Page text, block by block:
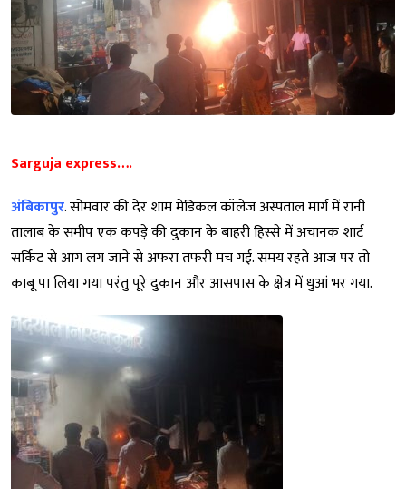
Sarguja express….
अंबिकापुर. सोमवार की देर शाम मेडिकल कॉलेज अस्पताल मार्ग में रानी
तालाब के समीप एक कपड़े की दुकान के बाहरी हिस्से में अचानक शार्ट
सर्किट से आग लग जाने से अफरा तफरी मच गई. समय रहते आज पर तो
काबू पा लिया गया परंतु पूरे दुकान और आसपास के क्षेत्र में धुआं भर गया.